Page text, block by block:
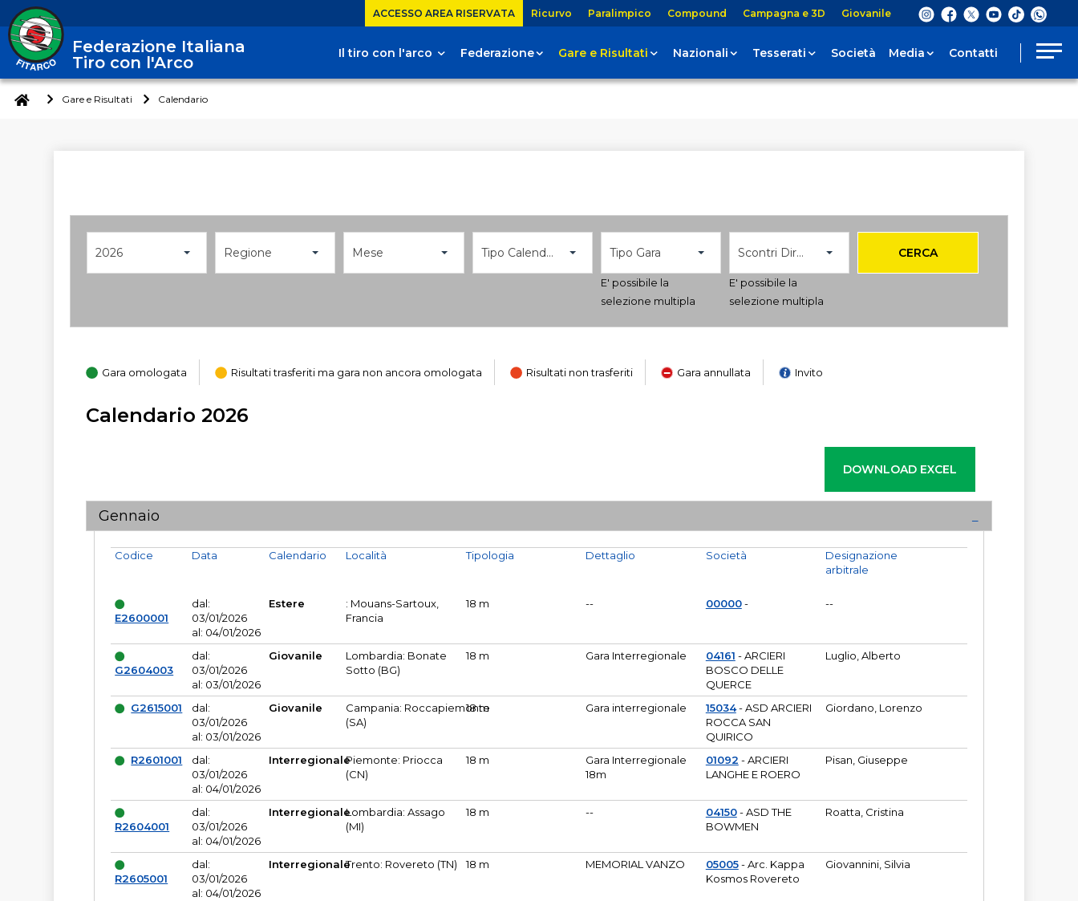
ACCESSO AREA RISERVATA Ricurvo Paralimpico Compound Campagna e 3D Giovanile
Federazione Italiana
Tiro con l'Arco
Il tiro con l'arco Federazione Gare e Risultati Nazionali Tesserati Società Media Contatti
Gare e Risultati Calendario
2026 Regione Mese Tipo Calendario Tipo Gara
E' possibile la
selezione multipla
Scontri Diretti
E' possibile la
selezione multipla
CERCA
Gara omologata Risultati trasferiti ma gara non ancora omologata Risultati non trasferiti Gara annullata Invito
Calendario 2026
Gennaio
Codice
E2600001
Data
dal:
03/01/2026
al: 04/01/2026
Calendario
Estere
Località
: Mouans-Sartoux,
Francia
Tipologia
18 m
Dettaglio
--
Società
00000-
Designazione
arbitrale
--
G2604003
dal:
03/01/2026
al: 03/01/2026
Giovanile
Lombardia: Bonate
Sotto (BG)
18 m Gara Interregionale 04161 - ARCIERI
BOSCO DELLE
QUERCE
Luglio, Alberto
G2615001
dal:
03/01/2026
al: 03/01/2026
Giovanile
Campania: Roccapiemonte
(SA)
18 m Gara interregionale 15034- ASD ARCIERI
ROCCA SAN
QUIRICO
Giordano, Lorenzo
R2601001
dal:
03/01/2026
al: 04/01/2026
InterregionalePiemonte: Priocca
(CN)
18 m
Gara Interregionale
18m
01092 - ARCIERI
LANGHE E ROERO
Pisan, Giuseppe
R2604001
dal:
03/01/2026
al: 04/01/2026
InterregionaleLombardia: Assago
(MI)
18 m -- 04150- ASD THE
BOWMEN
Roatta, Cristina
R2605001
dal:
03/01/2026
al: 04/01/2026
InterregionaleTrento: Rovereto (TN) 18 m MEMORIAL VANZO 05005- Arc. Kappa
Kosmos Rovereto
Giovannini, Silvia